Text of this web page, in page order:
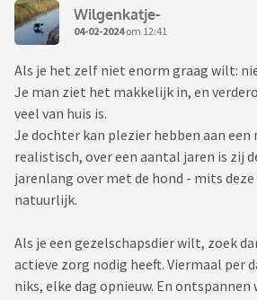
Wilgenkatje-
04-02-2024om 12:41
Als je het zelf niet enorm graag wilt:
Je man ziet het makkelijk in, en
veel van huis is.
Je dochter kan plezier hebben aan een
realistisch, over een aantal jaren is zij
jarenlang over met de hond - mits
natuurlijk.
Als je een gezelschapsdier wilt, zoek
actieve zorg nodig heeft. Viermaal per
niks, elke dag opnieuw. En ontspannen